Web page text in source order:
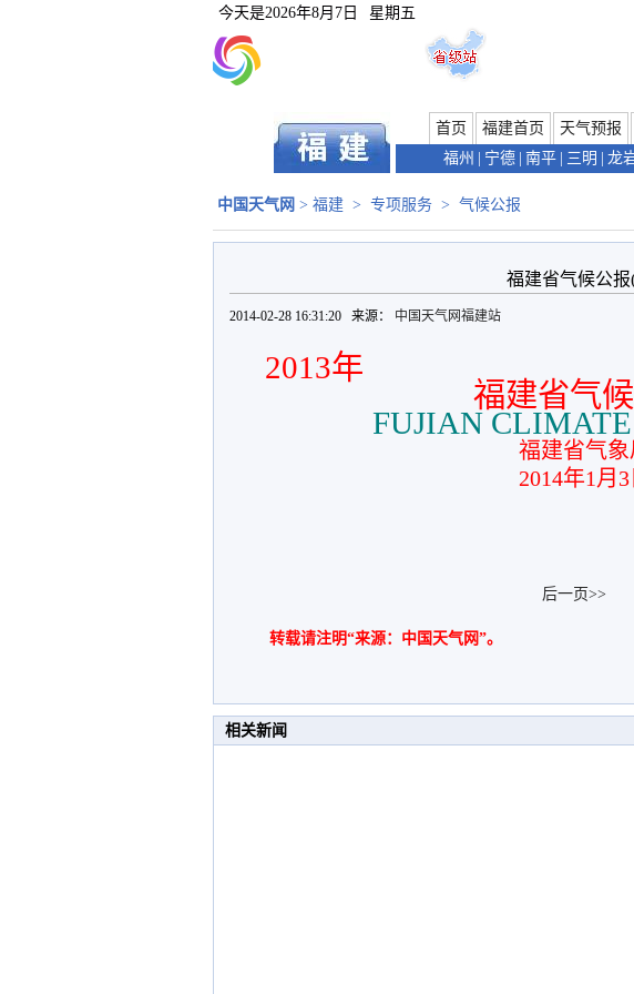
今天是2026年8月7日 星期五
首页 福建首页 天气预报
福州
宁德 南平 三明 龙
中国天气网 > 福建 > 专项服务 > 气候公报
福建省气候公报
2014-02-28 16:31:20 来源： 中国天气网福建站
2013年
福建省气
FUJIAN CLIMATE
福建省气象
2014年1 月 3
后一页>>
转载请注明“来源：中国天气网”。
相关新闻